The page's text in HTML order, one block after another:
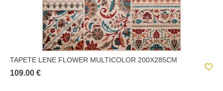
TAPETE LENE FLOWER MULTICOLOR 200X285CM
109.00 €